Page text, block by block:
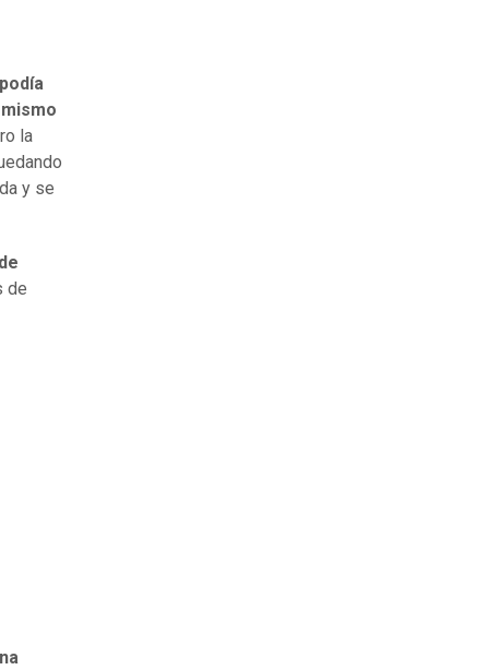
la
y se
de